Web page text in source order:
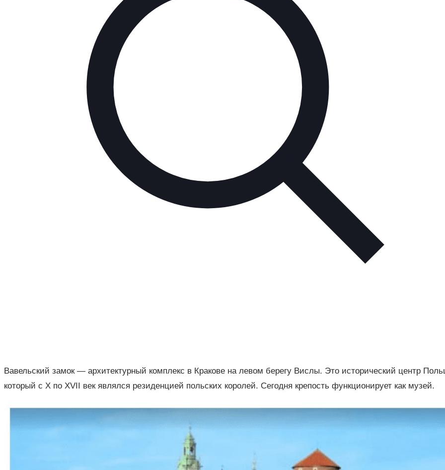
Вавельский замок — архитектурный комплекс в Кракове на левом берегу Вислы. Это исторический центр
который с X по XVII век являлся резиденцией польских королей. Сегодня крепость функционирует как музей.